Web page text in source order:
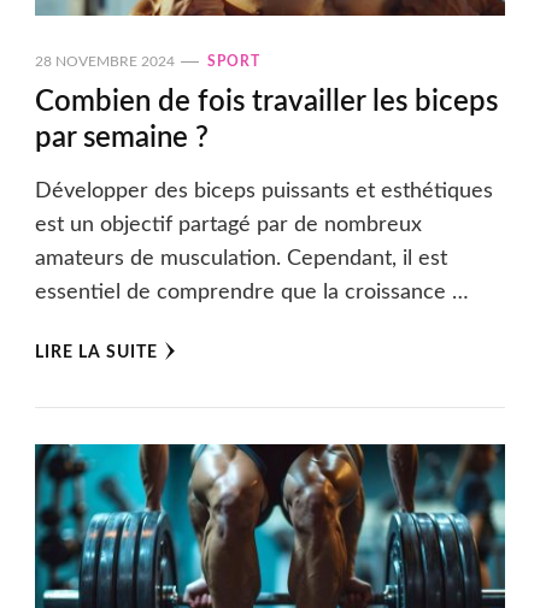
28 NOVEMBRE 2024 SPORT
Combien de fois travailler les biceps
par semaine ?
Développer des biceps puissants et esthétiques
est un objectif partagé par de nombreux
amateurs de musculation. Cependant, il est
essentiel de comprendre que la croissance …
LIRE LA SUITE